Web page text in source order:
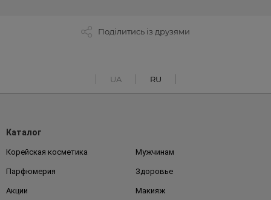
Поділитись із друзями
UA RU
Каталог
Корейская косметика Мужчинам
Парфюмерия Здоровье
Акции Макияж